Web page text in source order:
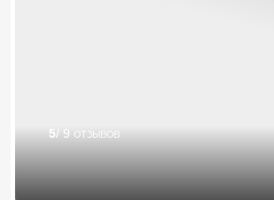
5/ 9 отзывов